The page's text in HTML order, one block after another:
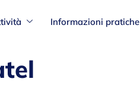
Informazioni pratiche